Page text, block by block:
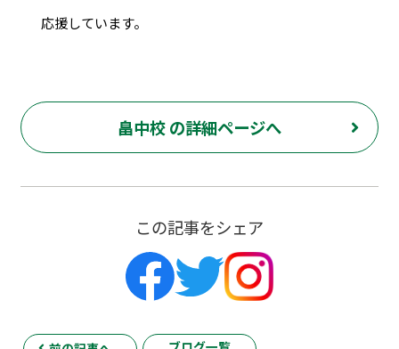
応援しています。
畠中校 の詳細ページへ
この記事をシェア